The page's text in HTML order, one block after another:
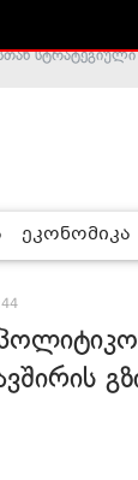
მთავრობა
ეკონომიკა